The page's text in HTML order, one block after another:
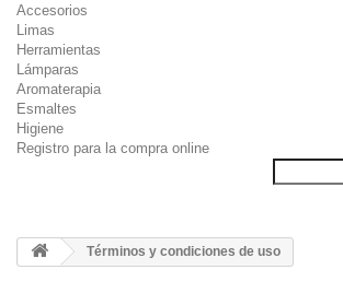
Accesorios
Limas
Herramientas
Lámparas
Aromaterapia
Esmaltes
Higiene
Registro para la compra online
Términos y condiciones de uso